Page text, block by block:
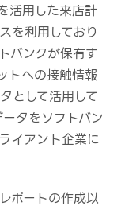
活用した来店計
を利用しており
バンクが保有す
トへの接触情報
として活用して
タをソフトバン
イアント企業に
ポートの作成以